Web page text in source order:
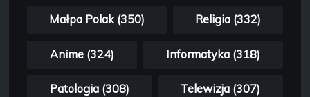
Małpa Polak (350) Religia (332)
Anime (324) Informatyka (318)
Patologia (308) Telewizja (307)